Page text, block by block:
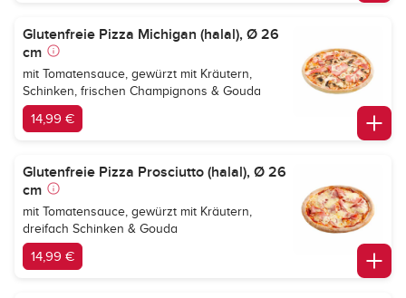
Glutenfreie Pizza Michigan (halal), Ø 26
cm
mit Tomatensauce, gewürzt mit Kräutern,
Schinken, frischen Champignons & Gouda
14,99 €
Glutenfreie Pizza Prosciutto (halal), Ø 26
cm
mit Tomatensauce, gewürzt mit Kräutern,
dreifach Schinken & Gouda
14,99 €